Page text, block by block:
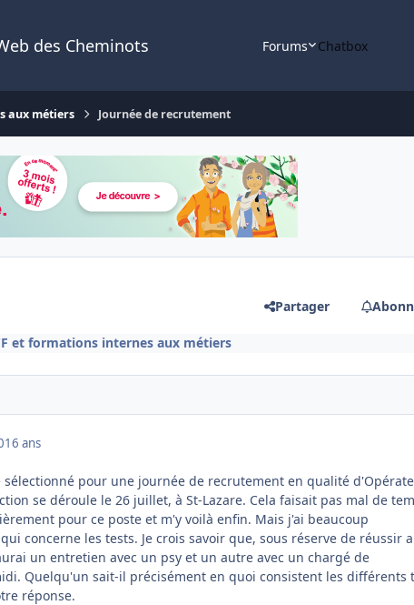
des Cheminots Forums Chatbox
aux métiers Journée de recrutement
Partager
et formations internes aux métiers
16 ans
sélectionné pour une journée de recrutement en qualité
se déroule le 26 juillet, à St-Lazare. Cela faisait pas mal de
pour ce poste et m'y voilà enfin. Mais j'ai beaucoup
concerne les tests. Je crois savoir que, sous réserve de réussir
un entretien avec un psy et un autre avec un chargé de
Quelqu'un sait-il précisément en quoi consistent les différents
réponse.